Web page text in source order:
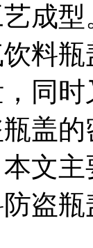
成
料
同
盖
文
盗